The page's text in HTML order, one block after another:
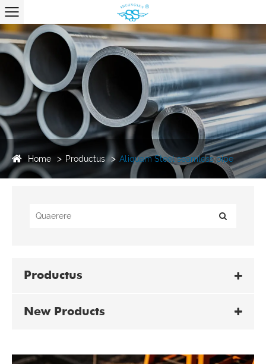
Home Productus Aliquam Steel seamless pipe
Productus
New Products